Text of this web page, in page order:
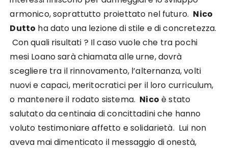
armonico, soprattutto proiettato nel futuro. Nico
Dutto ha dato una lezione di stile e di concretezza.
Con quali risultati ? Il caso vuole che tra pochi
mesi Loano sarà chiamata alle urne, dovrà
scegliere tra il rinnovamento, l’alternanza, volti
nuovi e capaci, meritocratici per il loro curriculum,
o mantenere il rodato sistema. Nico è stato
salutato da centinaia di concittadini che hanno
voluto testimoniare affetto e solidarietà. Lui non
aveva mai dimenticato il messaggio di onestà,